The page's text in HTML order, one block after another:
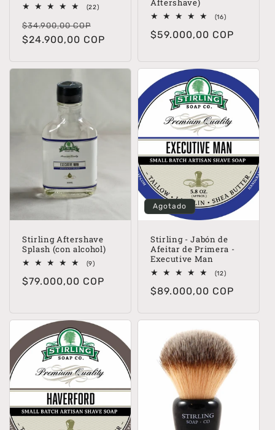
(22)22
Precio
habitual
$34.900,00 COP
de
$24.900,00 COP
Aftershave)
(16)16
totales
Precio
$59.000,00 COP
Stirling Aftershave
Splash (con alcohol)
(9)9
totales
Precio
$79.000,00 COP
Agotado
Stirling - Jabón de
Afeitar de Primera -
Executive Man
(12)12
totales
Precio
$89.000,00 COP